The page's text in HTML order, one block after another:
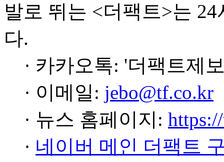
발로 뛰는 <더팩트>는
다.
· 카카오톡: '더팩트제
· 이메일: jebo@tf.co.kr
· 뉴스 홈페이지:
· 네이버 메인 더팩트